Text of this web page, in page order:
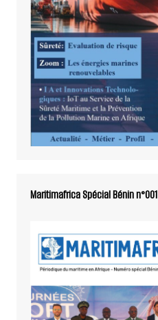
Maritimafrica Spécial Bénin n°001